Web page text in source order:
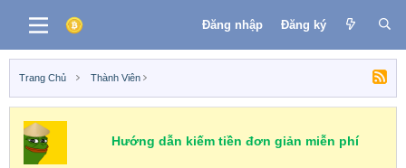
Đăng nhập Đăng ký
Trang Chủ Thành Viên
Hướng dẫn kiếm tiền đơn giản miễn phí